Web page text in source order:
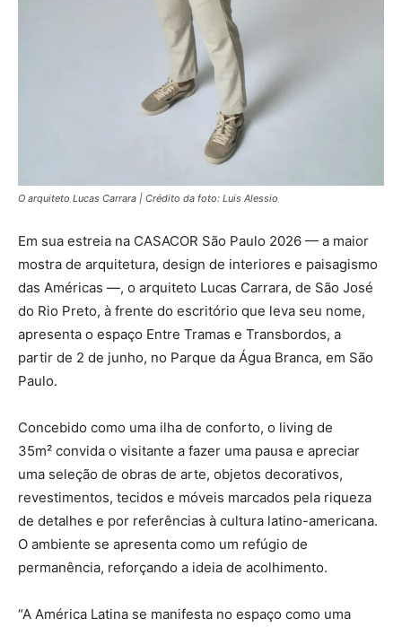
O arquiteto Lucas Carrara | Crédito da foto: Luis Alessio
Em sua estreia na CASACOR São Paulo 2026 — a maior
mostra de arquitetura, design de interiores e paisagismo
das Américas —, o arquiteto Lucas Carrara, de São José
do Rio Preto, à frente do escritório que leva seu nome,
apresenta o espaço Entre Tramas e Transbordos, a
partir de 2 de junho, no Parque da Água Branca, em São
Paulo.
Concebido como uma ilha de conforto, o living de
35m² convida o visitante a fazer uma pausa e apreciar
uma seleção de obras de arte, objetos decorativos,
revestimentos, tecidos e móveis marcados pela riqueza
de detalhes e por referências à cultura latino-americana.
O ambiente se apresenta como um refúgio de
permanência, reforçando a ideia de acolhimento.
“A América Latina se manifesta no espaço como uma